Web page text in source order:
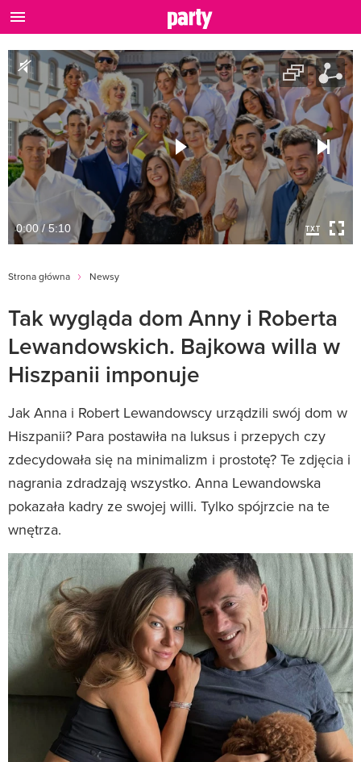
0:00 / 5:10
Strona główna Newsy
Tak wygląda dom Anny i Roberta
Lewandowskich. Bajkowa willa w
Hiszpanii imponuje
Jak Anna i Robert Lewandowscy urządzili swój dom w
Hiszpanii? Para postawiła na luksus i przepych czy
zdecydowała się na minimalizm i prostotę? Te zdjęcia i
nagrania zdradzają wszystko. Anna Lewandowska
pokazała kadry ze swojej willi. Tylko spójrzcie na te
wnętrza.